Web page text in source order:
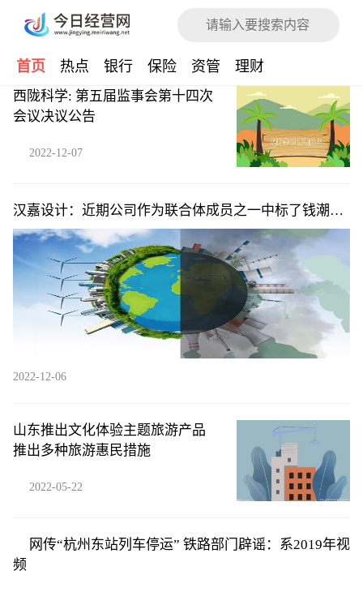
首页 热点 银行 保险 资管 理财
西陇科学: 第五届监事会第十四次
会议决议公告
2022-12-07
汉嘉设计：近期公司作为联合体成员之一中标了钱潮嘉
苑共有产权房项目EPC工程总承包工程_每日观点
2022-12-06
山东推出文化体验主题旅游产品
推出多种旅游惠民措施
2022-05-22
网传“杭州东站列车停运” 铁路部门辟谣：系2019年视
频